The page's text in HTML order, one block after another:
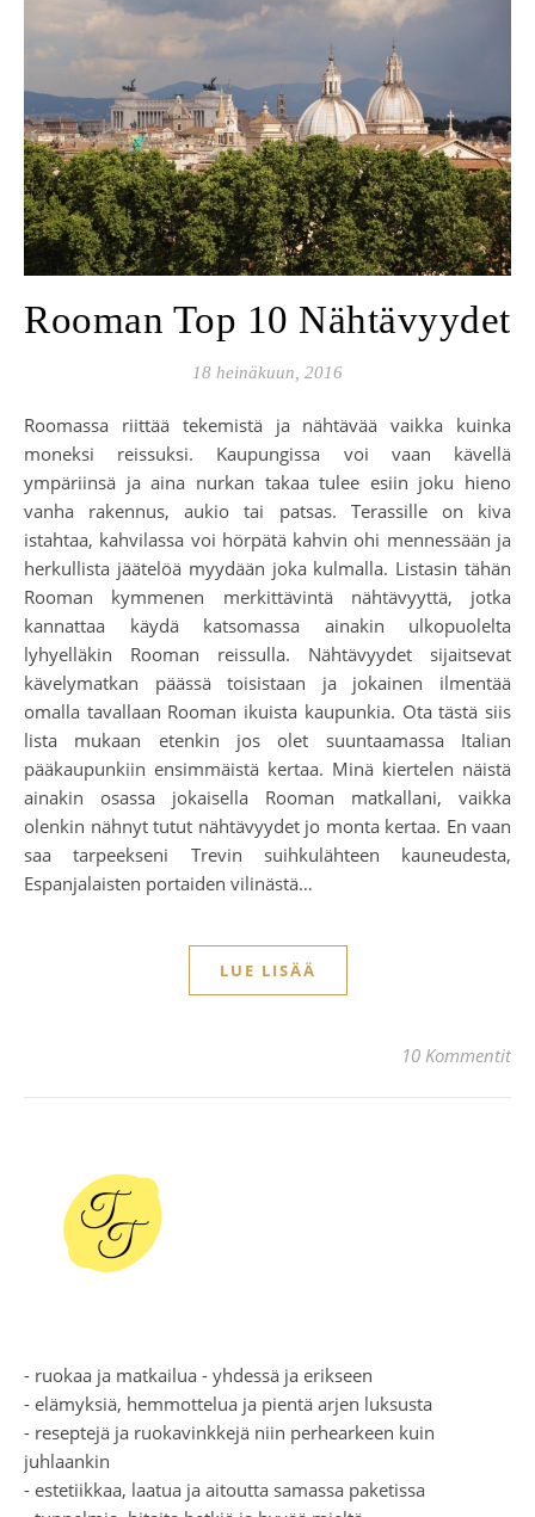
Rooman Top 10 Nähtävyydet
18 heinäkuun, 2016
Roomassa riittää tekemistä ja nähtävää vaikka kuinka
moneksi reissuksi. Kaupungissa voi vaan kävellä
ympäriinsä ja aina nurkan takaa tulee esiin joku hieno
vanha rakennus, aukio tai patsas. Terassille on kiva
istahtaa, kahvilassa voi hörpätä kahvin ohi mennessään ja
herkullista jäätelöä myydään joka kulmalla. Listasin tähän
Rooman kymmenen merkittävintä nähtävyyttä, jotka
kannattaa käydä katsomassa ainakin ulkopuolelta
lyhyelläkin Rooman reissulla. Nähtävyydet sijaitsevat
kävelymatkan päässä toisistaan ja jokainen ilmentää
omalla tavallaan Rooman ikuista kaupunkia. Ota tästä siis
lista mukaan etenkin jos olet suuntaamassa Italian
pääkaupunkiin ensimmäistä kertaa. Minä kiertelen näistä
ainakin osassa jokaisella Rooman matkallani, vaikka
olenkin nähnyt tutut nähtävyydet jo monta kertaa. En vaan
saa tarpeekseni Trevin suihkulähteen kauneudesta,
Espanjalaisten portaiden vilinästä…
LUE LISÄÄ
10 Kommentit
- ruokaa ja matkailua - yhdessä ja erikseen
- elämyksiä, hemmottelua ja pientä arjen luksusta
- reseptejä ja ruokavinkkejä niin perhearkeen kuin
juhlaankin
- estetiikkaa, laatua ja aitoutta samassa paketissa